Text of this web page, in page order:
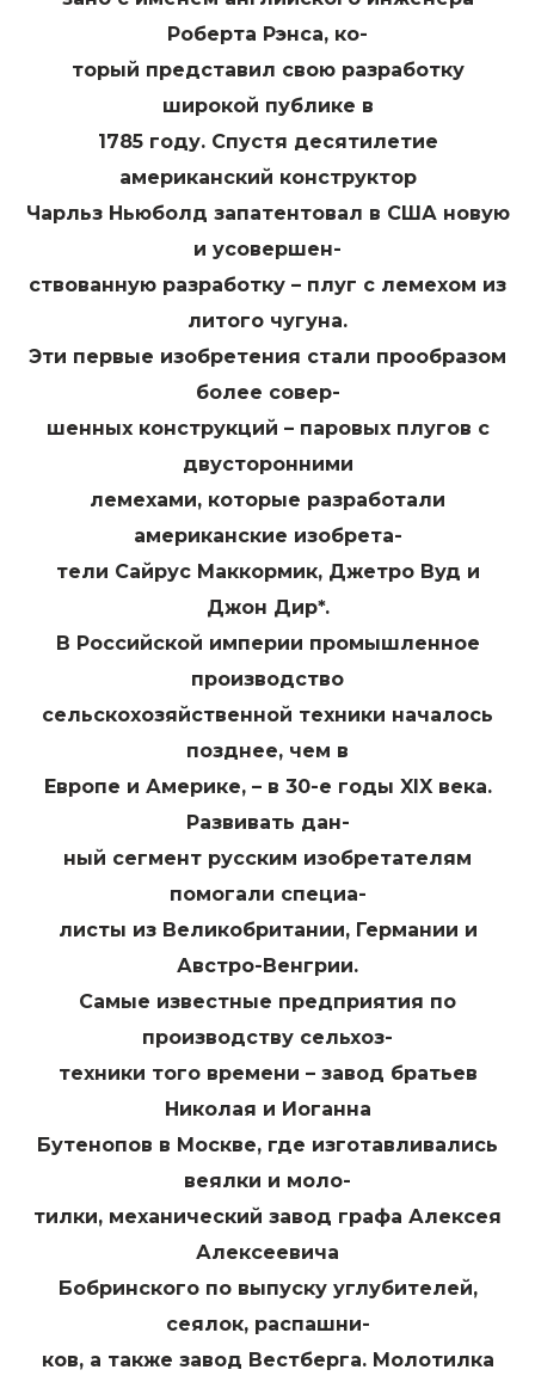
Роберта Рэнса, ко-
торый представил свою разработку
широкой публике в
1785 году. Спустя десятилетие
американский конструктор
Чарльз Ньюболд запатентовал в США новую
и усовершен-
ствованную разработку – плуг с лемехом из
литого чугуна.
Эти первые изобретения стали прообразом
более совер-
шенных конструкций – паровых плугов с
двусторонними
лемехами, которые разработали
американские изобрета-
тели Сайрус Маккормик, Джетро Вуд и
Джон Дир*.
В Российской империи промышленное
производство
сельскохозяйственной техники началось
позднее, чем в
Европе и Америке, – в 30-е годы XIX века.
Развивать дан-
ный сегмент русским изобретателям
помогали специа-
листы из Великобритании, Германии и
Австро-Венгрии.
Самые известные предприятия по
производству сельхоз-
техники того времени – завод братьев
Николая и Иоганна
Бутенопов в Москве, где изготавливались
веялки и моло-
тилки, механический завод графа Алексея
Алексеевича
Бобринского по выпуску углубителей,
сеялок, распашни-
ков, а также завод Вестберга. Молотилка